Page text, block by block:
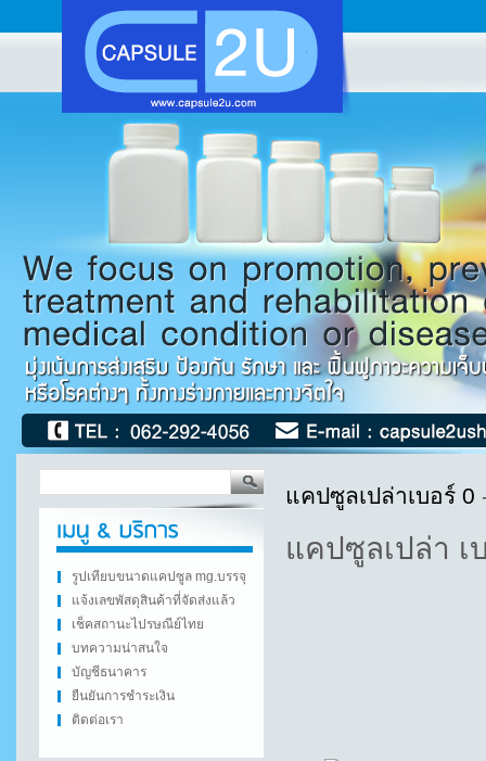
รูปเทียบขนาดแคปซูล mg.บรรจุ
แจ้งเลขพัสดุสินค้าที่จัดส่งแล้ว
เช็คสถานะไปรษณีย์ไทย
บทความน่าสนใจ
บัญชีธนาคาร
ยืนยันการชำระเงิน
ติดต่อเรา
แคปซูลเปล่าเบอร์ 0
แคปซูลเปล่า เ